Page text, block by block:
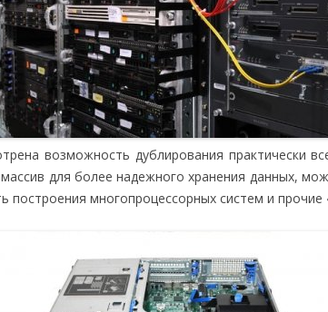
возможность дублирования практически
для более надежного хранения данных,
построения многопроцессорных систем и прочие